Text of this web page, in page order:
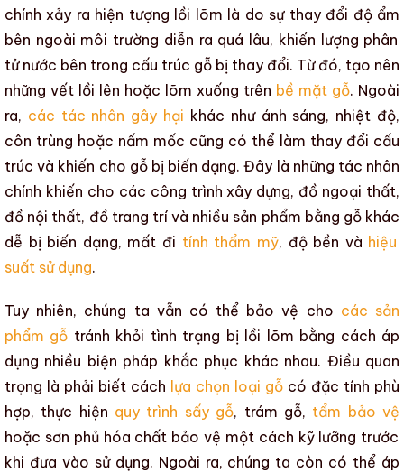
chính xảy ra hiện tượng lồi lõm là do sự thay đổi độ ẩm
bên ngoài môi trường diễn ra quá lâu, khiến lượng phân
tử nước bên trong cấu trúc gỗ bị thay đổi. Từ đó, tạo nên
những vết lồi lên hoặc lõm xuống trên bề mặt gỗ. Ngoài
ra, các tác nhân gây hại khác như ánh sáng, nhiệt độ,
côn trùng hoặc nấm mốc cũng có thể làm thay đổi cấu
trúc và khiến cho gỗ bị biến dạng. Đây là những tác nhân
chính khiến cho các công trình xây dựng, đồ ngoại thất,
đồ nội thất, đồ trang trí và nhiều sản phẩm bằng gỗkhác
dễ bị biến dạng, mất đi tính thẩm mỹ, độ bền và hiệu
suất sử dụng.
Tuy nhiên, chúng ta vẫn có thể bảo vệ cho các sản
phẩm gỗ tránh khỏi tình trạng bị lồi lõm bằng cách áp
dụng nhiều biện pháp khắc phục khác nhau. Điều quan
trọng là phải biết cách lựa chọn loại gỗ có đặc tính phù
hợp, thực hiện quy trình sấy gỗ, trám gỗ, tẩm bảo vệ
hoặc sơn phủhóa chất bảo vệ một cách kỹ lưỡng trước
khi đưa vào sử dụng. Ngoài ra, chúng ta còn có thể áp